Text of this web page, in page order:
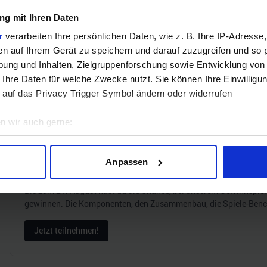
mit Ihren Daten
verarbeiten Ihre persönlichen Daten, wie z. B. Ihre IP-
auf Ihrem Gerät zu speichern und darauf zuzugreifen und so
und Inhalten, Zielgruppenforschung sowie Entwicklung
Daten für welche Zwecke nutzt. Sie können Ihre
das Privacy Trigger Symbol ändern oder widerrufen
wir auch gerne:
Lage erfassen, welche bis auf einige Meter genau
Ihre persönlichen Daten verarbeitet werden, und legen Sie
zu analysieren. Außerdem geben wir Informationen zu
soziale Medien, Werbung und Analysen weiter. Unsere
Anpassen
Hinweis: Unsere Links sind Affiliate Links. Wir erhalten beim Kauf
ZUM
GEWINNSPIEL
Gewinne einen MSI Gaming PC mit RTX 5070
Bis zum 21. August hast du die Chance, bei unserem
gewinnen. Die Komponenten, den Zusammenbau, die Spiele-
Jetzt teilnehmen!